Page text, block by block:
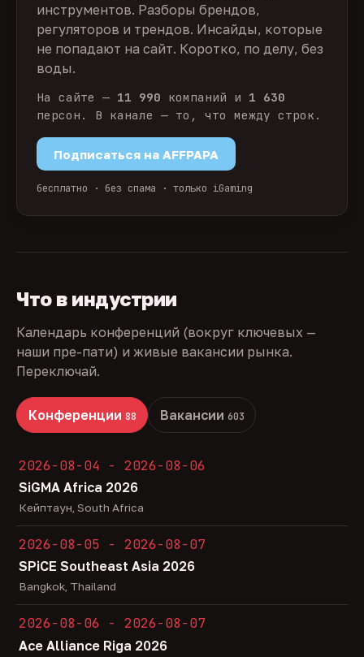
инструментов. Разборы брендов,
регуляторов и трендов. Инсайды, которые
не попадают на сайт. Коротко, по делу, без
воды.
На сайте — 11 990 компаний и 1 630
персон. В канале — то, что между строк.
Подписаться на AFFPAPA
бесплатно · без спама · только iGaming
Что в индустрии
Календарь конференций (вокруг ключевых —
наши пре-пати) и живые вакансии рынка.
Переключай.
Конференции 88 Вакансии 603
2026-08-04 - 2026-08-06
SiGMA Africa 2026
Кейптаун, South Africa
2026-08-05 - 2026-08-07
SPiCE Southeast Asia 2026
Bangkok, Thailand
2026-08-06 - 2026-08-07
Ace Alliance Riga 2026